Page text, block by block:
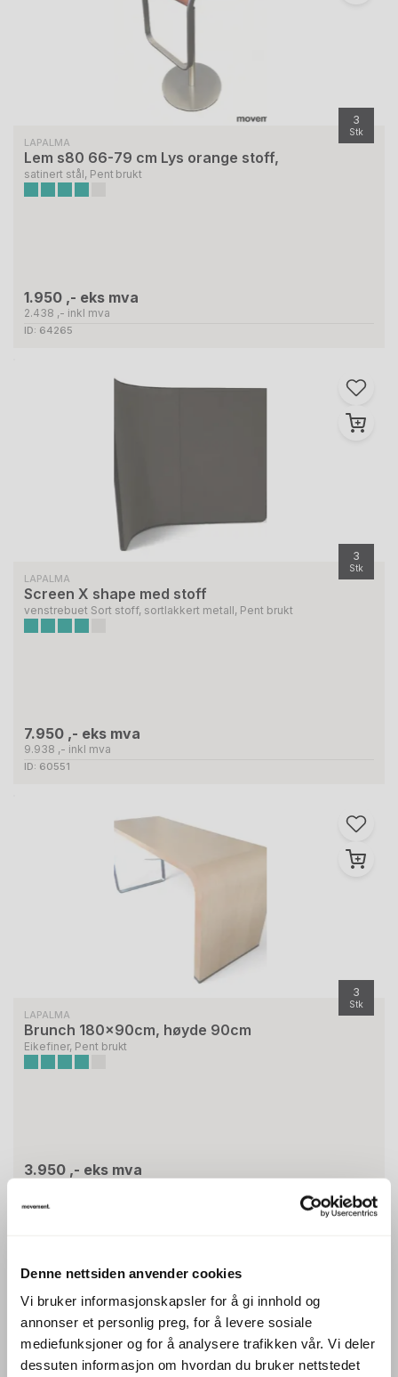
Denne nettsiden anvender cookies
Vi bruker informasjonskapsler for å gi innhold og
annonser et personlig preg, for å levere sosiale
mediefunksjoner og for å analysere trafikken vår. Vi deler
dessuten informasjon om hvordan du bruker nettstedet
3
Stk
LAPALMA
Lem s80 66-79 cm Lys orange stoff,
satinert stål, Pent brukt
1.950 ,- eks mva
2.438 ,- inkl mva
ID: 64265
3
Stk
LAPALMA
Screen X shape med stoff
venstrebuet Sort stoff, sortlakkert metall, Pent brukt
7.950 ,- eks mva
9.938 ,- inkl mva
ID: 60551
3
Stk
LAPALMA
Brunch 180x90cm, høyde 90cm
Eikefiner, Pent brukt
3.950 ,- eks mva
ID: 64455